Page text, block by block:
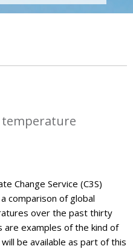
temperature
Change Service (C3S)
comparison of global
over the past thirty
are examples of the kind of
be available as part of this